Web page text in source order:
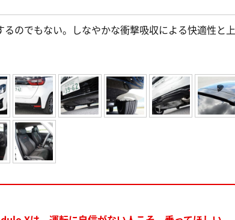
のでもない。しなやかな衝撃吸収による快適性と上